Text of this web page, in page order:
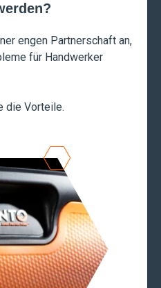
engen Partnerschaft an,
für Handwerker
die Vorteile.